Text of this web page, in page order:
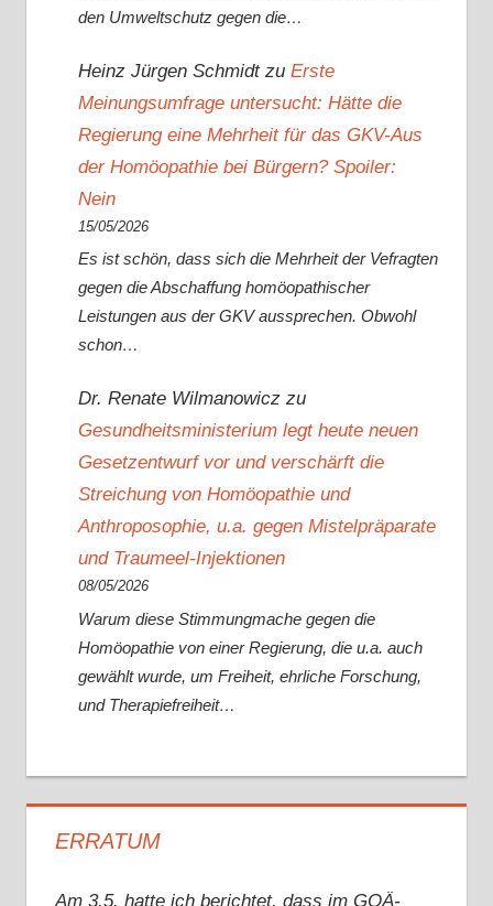
den Umweltschutz gegen die…
Heinz Jürgen Schmidtzu Erste
Meinungsumfrage untersucht: Hätte die
Regierung eine Mehrheit für das GKV-Aus
der Homöopathie bei Bürgern? Spoiler:
Nein
15/05/2026
Es ist schön, dass sich die Mehrheit der Vefragten
gegen die Abschaffung homöopathischer
Leistungen aus der GKV aussprechen. Obwohl
schon…
Dr. Renate Wilmanowiczzu
Gesundheitsministerium legt heute neuen
Gesetzentwurf vor und verschärft die
Streichung von Homöopathie und
Anthroposophie, u.a. gegen Mistelpräparate
und Traumeel-Injektionen
08/05/2026
Warum diese Stimmungmache gegen die
Homöopathie von einer Regierung, die u.a. auch
gewählt wurde, um Freiheit, ehrliche Forschung,
und Therapiefreiheit…
ERRATUM
Am 3.5. hatte ich berichtet, dass im GOÄ-